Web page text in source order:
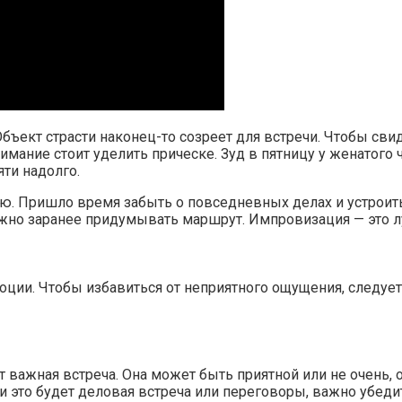
страсти наконец-то созреет для встречи. Чтобы
стоит уделить прическе. Зуд в пятницу у
надолго.
Пришло время забыть о повседневных делах и
заранее придумывать маршрут. Импровизация — это
Чтобы избавиться от неприятного ощущения,
важная встреча. Она может быть приятной или не
это будет деловая встреча или переговоры, важно